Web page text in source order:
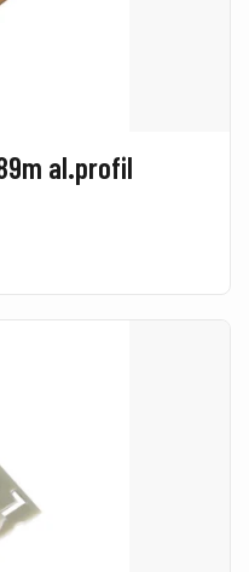
al.profil